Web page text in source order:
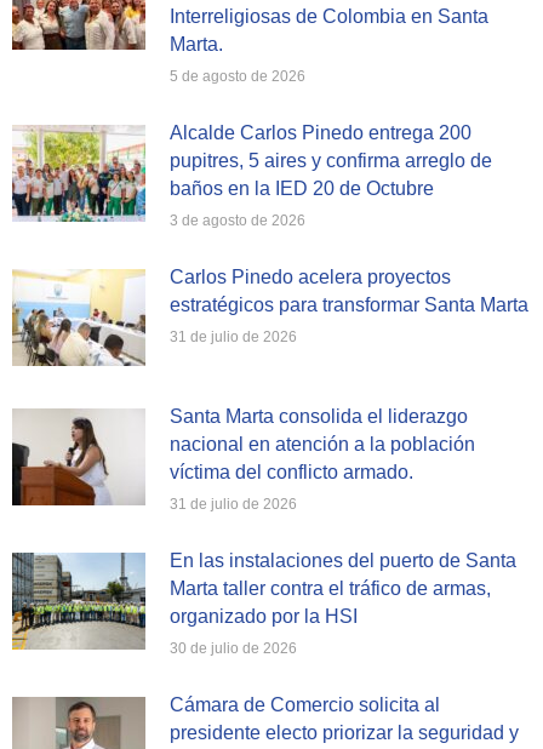
Interreligiosas de Colombia en Santa
Marta.
5 de agosto de 2026
Alcalde Carlos Pinedo entrega 200
pupitres, 5 aires y confirma arreglo de
baños en la IED 20 de Octubre
3 de agosto de 2026
Carlos Pinedo acelera proyectos
estratégicos para transformar Santa Marta
31 de julio de 2026
Santa Marta consolida el liderazgo
nacional en atención a la población
víctima del conflicto armado.
31 de julio de 2026
En las instalaciones del puerto de Santa
Marta taller contra el tráfico de armas,
organizado por la HSI
30 de julio de 2026
Cámara de Comercio solicita al
presidente electo priorizar la seguridad y